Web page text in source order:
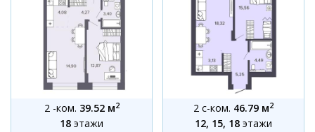
2 -ком. 39.52 м2
18 этажи
2 с-ком. 46.79 м2
12, 15, 18 этажи